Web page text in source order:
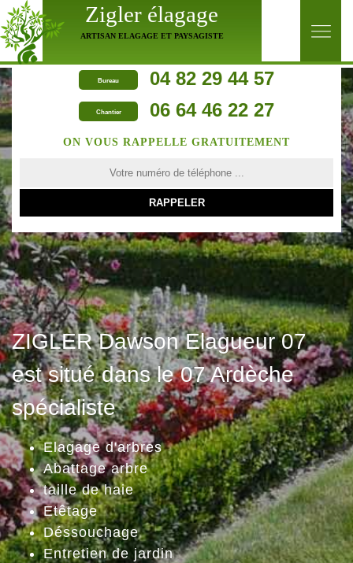
Zigler élagage
ARTISAN ELAGAGE ET PAYSAGISTE
Bureau 04 82 29 44 57
Chantier 06 64 46 22 27
ZIGLER Dawson Elagueur 07
est situé dans le 07 Ardèche
spécialiste
Elagage d'arbres
Abattage arbre
taille de haie
Etêtage
Déssouchage
Entretien de jardin
ON VOUS RAPPELLE GRATUITEMENT